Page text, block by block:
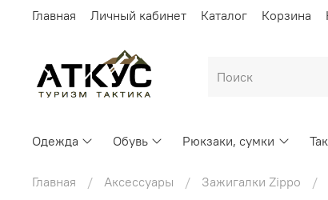
Главная Личный кабинет Каталог Корзина
Одежда Обувь Рюкзаки, сумки
Главная Аксессуары Зажигалки Zippo